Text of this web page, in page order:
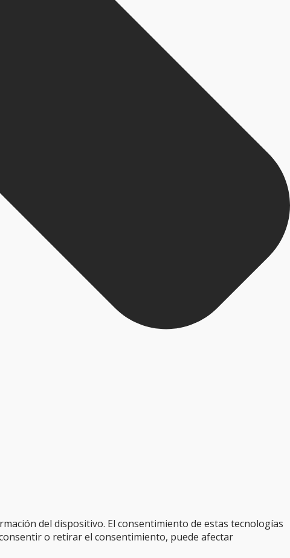
del dispositivo. El consentimiento de estas tecnologías
o retirar el consentimiento, puede afectar